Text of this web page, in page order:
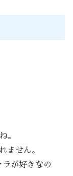
。
ません。
が好きなの